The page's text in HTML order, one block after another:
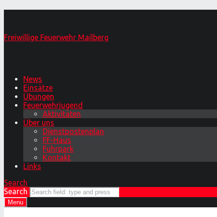
Freiwillige Feuerwehr Mailberg
News
Einsätze
Übungen
Feuerwehrjugend
Aktivitäten
Über uns
Dienstpostenplan
FF-Haus
Fuhrpark
Kontakt
Links
Search
Search
Menu